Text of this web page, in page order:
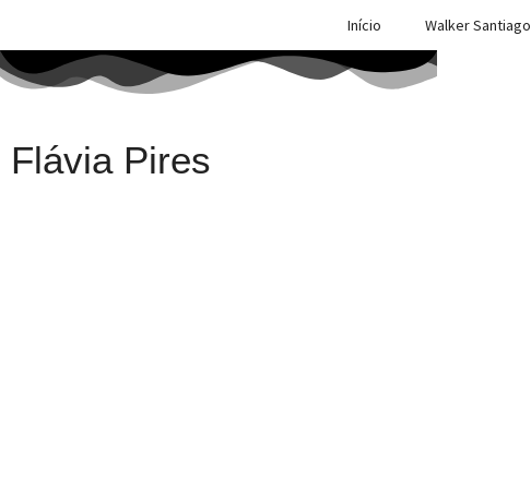
Início Walker Santiago
Flávia Pires